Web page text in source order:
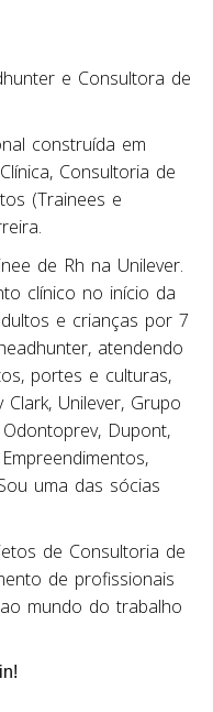
e Consultora de
construída em
Consultoria de
(Trainees e
de Rh na Unilever.
clínico no início da
e crianças por 7
atendendo
portes e culturas,
Unilever, Grupo
Dupont,
uma das sócias
de Consultoria de
de profissionais
mundo do trabalho